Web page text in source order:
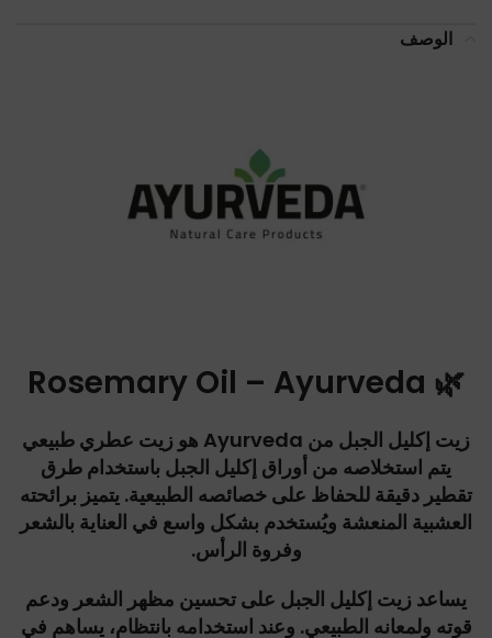
الوصف
🌿
Rosemary Oil – Ayurveda
زيت إكليل الجبل من Ayurveda هو زيت عطري طبيعي
يتم استخلاصه من أوراق إكليل الجبل باستخدام طرق
تقطير دقيقة للحفاظ على خصائصه الطبيعية. يتميز برائحته
العشبية المنعشة ويُستخدم بشكل واسع في العناية بالشعر
وفروة الرأس.
يساعد زيت إكليل الجبل على تحسين مظهر الشعر ودعم
قوته ولمعانه الطبيعي. وعند استخدامه بانتظام، يساهم في